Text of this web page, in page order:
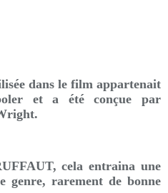
dans le film appartenait
et a été conçue par
cela entraina une
genre, rarement de bonne